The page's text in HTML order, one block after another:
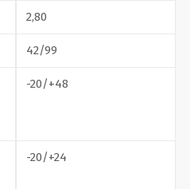
2,80
42/99
-20/+48
-20/+24